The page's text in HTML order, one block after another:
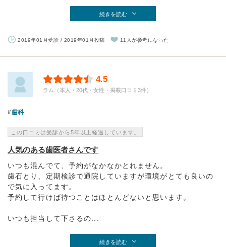
続きを読む
2019年01月受診 / 2019年01月投稿 11人が参考になった
4.5
ラム（本人・20代・女性・掲載口コミ3件）
歯科
この口コミは受診から5年以上経過しています。
人気のある歯医者さんです
いつも混んでて、予約がなかなかとれません。
歯石とり、定期検診で通院していますが環境がとても良いの
で気に入ってます。
予約して行けば待つことはほとんどないと思います。
いつも担当して下さるの...
続きを読む